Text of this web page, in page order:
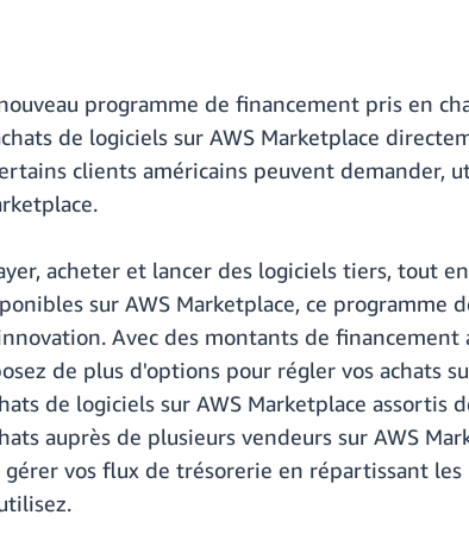
programme de financement pris en
de logiciels sur AWS Marketplace
clients américains peuvent demander,
acheter et lancer des logiciels tiers, tout
sur AWS Marketplace, ce programme
Avec des montants de
de plus d'options pour régler vos achats
de logiciels sur AWS Marketplace assortis
auprès de plusieurs vendeurs sur AWS
vos flux de trésorerie en répartissant